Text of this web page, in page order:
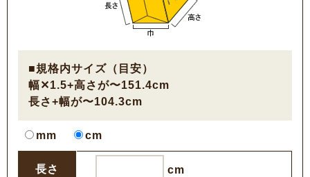
■規格内サイズ（目安）
幅✕1.5+高さが〜151.4cm
長さ+幅が〜104.3cm
mm cm
長さ cm